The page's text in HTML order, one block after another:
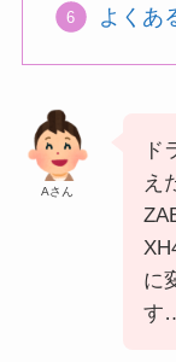
よくあ
Aさん
ド
え
に
す